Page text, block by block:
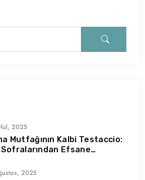
2025
Mutfağının Kalbi Testaccio:
Efsane
2025